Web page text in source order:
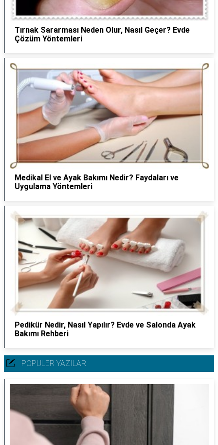
Tırnak Sararması Neden Olur, Nasıl Geçer? Evde
Çözüm Yöntemleri
Medikal El ve Ayak Bakımı Nedir? Faydaları ve
Uygulama Yöntemleri
Pedikür Nedir, Nasıl Yapılır? Evde ve Salonda Ayak
Bakımı Rehberi
POPÜLER YAZILAR